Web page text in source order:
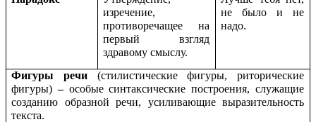
изречение,
противоречащее на
первый взгляд
здравому смыслу.
не было и не
надо.
Фигуры речи (стилистические фигуры, риторические
фигуры)– особые синтаксические построения, служащие
созданию образной речи, усиливающие выразительность
текста.